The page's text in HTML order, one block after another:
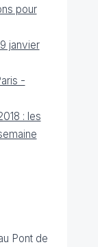
pour
janvier
-
: les
Pont de